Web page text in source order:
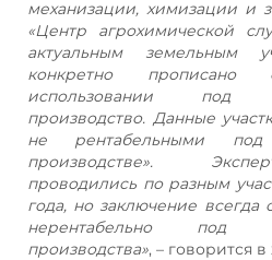
механизации, химизации и
«Центр агрохимической
актуальным земельным
конкретно прописано
использовании под
производство. Данные
не рентабельными под
производстве».
проводились по разным
года, но заключение
нерентабельно под
производства», – говорится